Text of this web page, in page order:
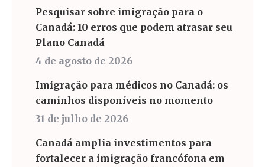
Pesquisar sobre imigração para o
Canadá: 10 erros que podem atrasar seu
Plano Canadá
4 de agosto de 2026
Imigração para médicos no Canadá: os
caminhos disponíveis no momento
31 de julho de 2026
Canadá amplia investimentos para
fortalecer a imigração francófona em